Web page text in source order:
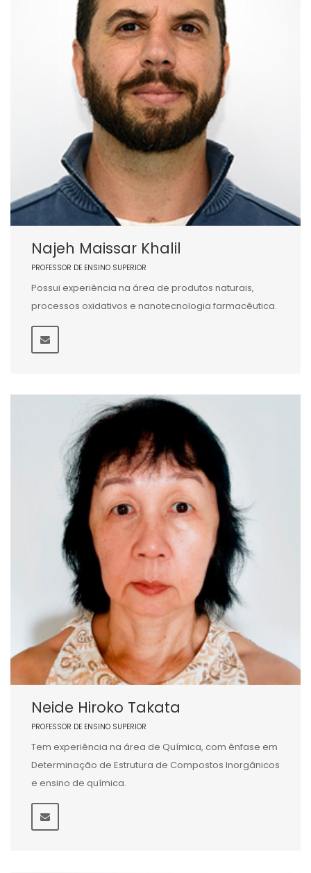
Najeh Maissar Khalil
PROFESSOR DE ENSINO SUPERIOR
Possui experiência na área de produtos naturais,
processos oxidativos e nanotecnologia farmacêutica.
Neide Hiroko Takata
PROFESSOR DE ENSINO SUPERIOR
Tem experiência na área de Química, com ênfase em
Determinação de Estrutura de Compostos Inorgânicos
e ensino de química.